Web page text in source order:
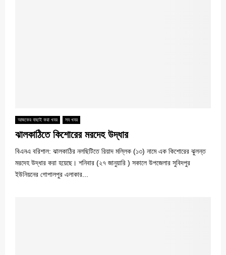
আজকের বাছাই করা খবর সব খবর
ঝালকাঠিতে কিশোরের মরদেহ উদ্ধার
বিএনএ বরিশাল: ঝালকাঠির নলছিটিতে রিয়াদ মল্লিক (১৩) নামে এক কিশোরের ঝুলন্ত
মরদেহ উদ্ধার করা হয়েছে। শনিবার (২৭ জানুয়ারি ) সকালে উপজেলার সুবিদপুর
ইউনিয়নের গোপালপুর এলাকার...